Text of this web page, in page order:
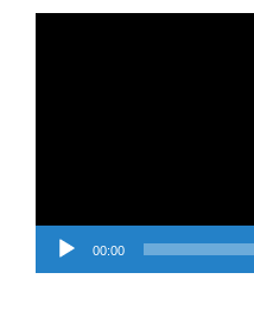
00:00